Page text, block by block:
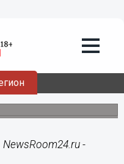
назвал
к
подходящую
-